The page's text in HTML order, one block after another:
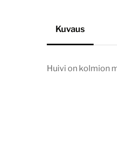
Kuvaus
Huivi on kolmion